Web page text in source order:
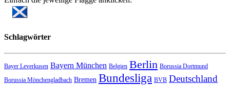
Schlagwörter
Bayer Leverkusen Bayern München Belgien Berlin Borussia Dortmund
Borussia Mönchengladbach Bremen Bundesliga BVB Deutschland